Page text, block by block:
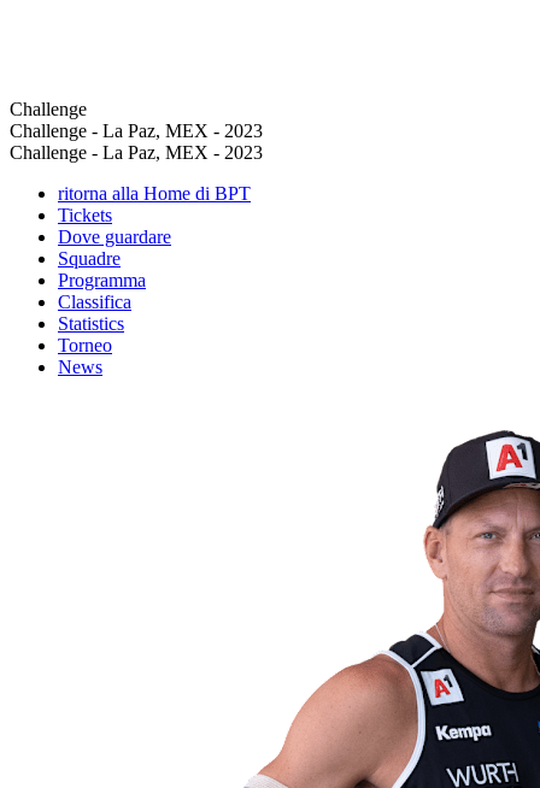
Challenge
Challenge - La Paz, MEX - 2023
Challenge - La Paz, MEX - 2023
ritorna alla Home di BPT
Tickets
Dove guardare
Squadre
Programma
Classifica
Statistics
Torneo
News